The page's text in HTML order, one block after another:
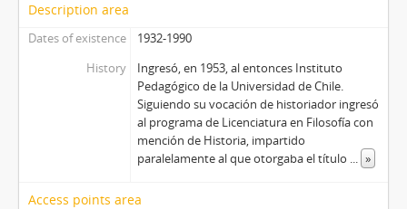
Description area
Dates of existence
1932-1990
History
Ingresó, en 1953, al entonces Instituto
Pedagógico de la Univer­sidad de Chile.
Siguiendo su vocación de historiador ingresó
al programa de Licenciatura en Filosofía con
mención de Historia, impartido
paralelamente al que otorgaba el título ... »
Access points area